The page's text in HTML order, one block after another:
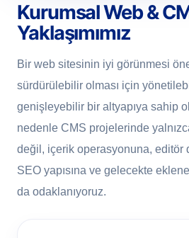
Kurumsal Web &
Yaklaşımımız
Bir web sitesinin iyi görünmesi
sürdürülebilir olması için
genişleyebilir bir altyapıya sahip
nedenle CMS projelerinde
değil, içerik operasyonuna, editör
SEO yapısına ve gelecekte
da odaklanıyoruz.